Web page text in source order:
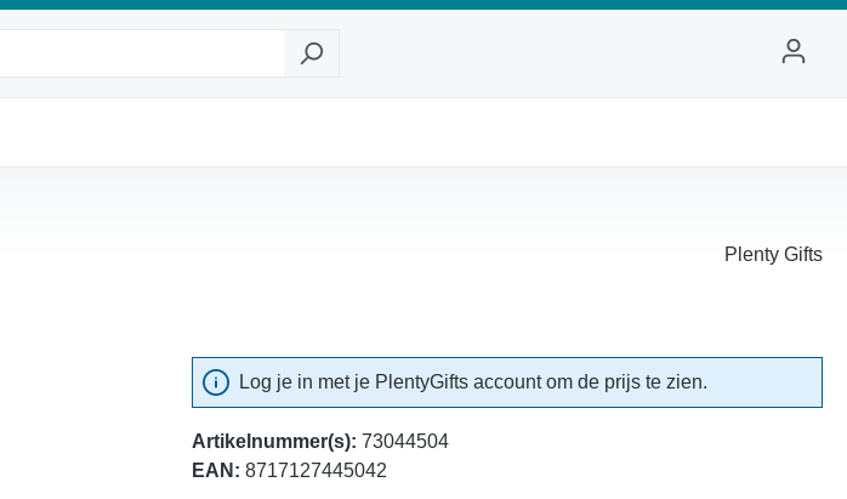
Plenty Gifts
Log je in met je PlentyGifts account om de prijs te zien.
Artikelnummer(s): 73044504
EAN: 8717127445042